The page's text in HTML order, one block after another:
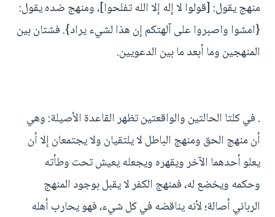
منهج يقول: [قولوا لا إله إلا الله تفلحوا]، ومنهج ضده يقول:
{امشوا واصبروا على آلهتكم إن هذا لشيء يراد}. فشتان بين
المنهجين وما أبعد ما بين الدعويين.
. في كلتا الحالتين والواقعتين تظهر القاعدة الأصيلة: وهي
أن منهج الحق ومنهج الباطل لا يلتقيان ولا يجتمعان إلا أن
يعلو أحدهما الآخر ويقهره ويجعله يعيش تحت وطأته
وحكمه ويخضع له، فمنهج الكفر لا يقبل بوجود المنهج
الرباني أصالة؛ لأنه يناقضه في كل شيء، فهو يحارب أهله